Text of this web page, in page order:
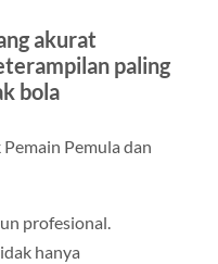
akurat
paling
bola
Pemula dan
profesional.
hanya